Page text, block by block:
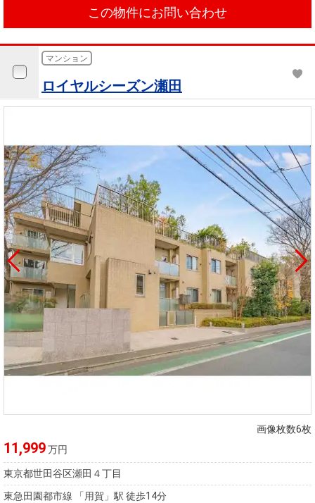
この物件にお問い合わせ
マンション
ロイヤルシーズン瀬田
画像枚数6枚
11,999万円
東京都世田谷区瀬田４丁目
東急田園都市線 「用賀」駅 徒歩14分